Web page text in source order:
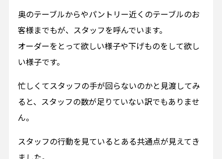
奥のテーブルからやパントリー近くのテーブルのお
客様までもが、スタッフを呼んでいます。
オーダーをとって欲しい様子や下げものをして欲し
い様子です。
忙しくてスタッフの手が回らないのかと見渡してみ
ると、スタッフの数が足りていない訳でもありませ
ん。
スタッフの行動を見ているとある共通点が見えてき